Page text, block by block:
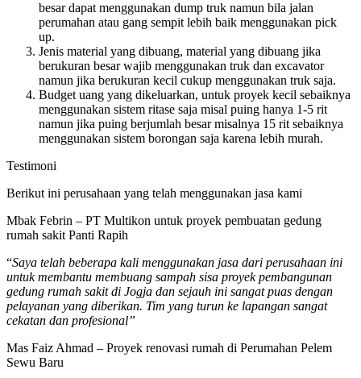
besar dapat menggunakan dump truk namun bila jalan
perumahan atau gang sempit lebih baik menggunakan pick
up.
Jenis material yang dibuang, material yang dibuang jika
berukuran besar wajib menggunakan truk dan excavator
namun jika berukuran kecil cukup menggunakan truk saja.
Budget uang yang dikeluarkan, untuk proyek kecil sebaiknya
menggunakan sistem ritase saja misal puing hanya 1-5 rit
namun jika puing berjumlah besar misalnya 15 rit sebaiknya
menggunakan sistem borongan saja karena lebih murah.
Testimoni
Berikut ini perusahaan yang telah menggunakan jasa kami
Mbak Febrin – PT Multikon untuk proyek pembuatan gedung
rumah sakit Panti Rapih
“Saya telah beberapa kali menggunakan jasa dari perusahaan ini
untuk membantu membuang sampah sisa proyek pembangunan
gedung rumah sakit di Jogja dan sejauh ini sangat puas dengan
pelayanan yang diberikan. Tim yang turun ke lapangan sangat
cekatan dan profesional”
Mas Faiz Ahmad – Proyek renovasi rumah di Perumahan Pelem
Sewu Baru